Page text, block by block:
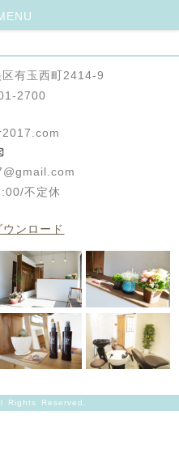
有玉西町2414-9
2700
不定休
ンロード
Rights Reserved.